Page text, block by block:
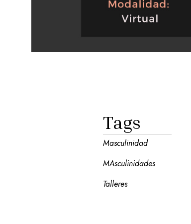
Tags
Masculinidad
MAsculinidades
Talleres